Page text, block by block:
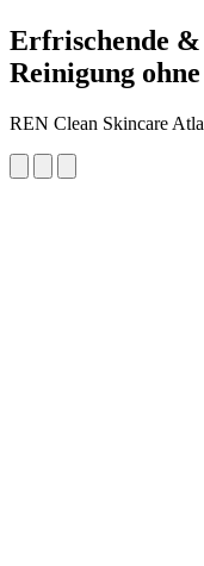
Erfrischende
Reinigung
REN Clean Skincare